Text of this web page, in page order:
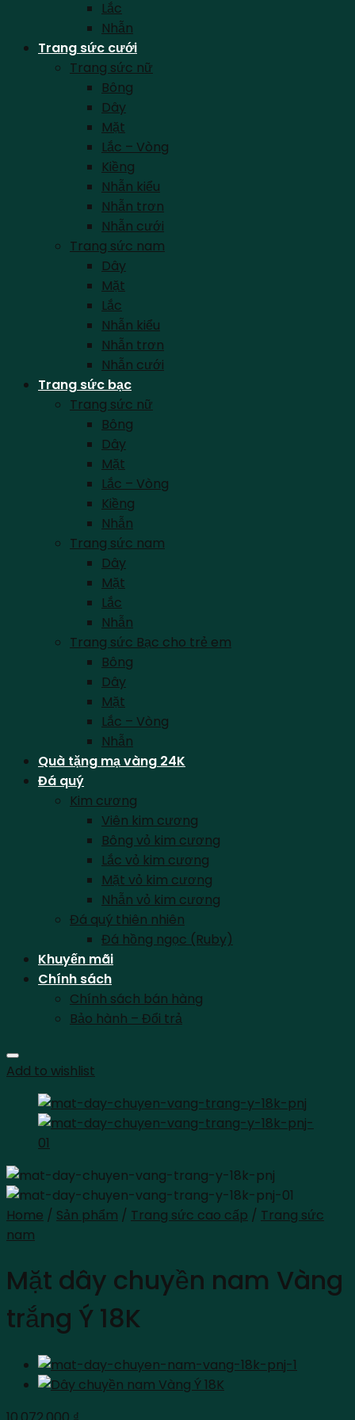
Lắc
Nhẫn
Trang sức cưới
Trang sức nữ
Bông
Dây
Mặt
Lắc – Vòng
Kiềng
Nhẫn kiểu
Nhẫn trơn
Nhẫn cưới
Trang sức nam
Dây
Mặt
Lắc
Nhẫn kiểu
Nhẫn trơn
Nhẫn cưới
Trang sức bạc
Trang sức nữ
Bông
Dây
Mặt
Lắc – Vòng
Kiềng
Nhẫn
Trang sức nam
Dây
Mặt
Lắc
Nhẫn
Trang sức Bạc cho trẻ em
Bông
Dây
Mặt
Lắc – Vòng
Nhẫn
Quà tặng mạ vàng 24K
Đá quý
Kim cương
Viên kim cương
Bông vỏ kim cương
Lắc vỏ kim cương
Mặt vỏ kim cương
Nhẫn vỏ kim cương
Đá quý thiên nhiên
Đá hồng ngọc (Ruby)
Khuyến mãi
Chính sách
Chính sách bán hàng
Bảo hành – Đổi trả
Add to wishlist
Home / Sản phẩm / Trang sức cao cấp / Trang sức
nam
Mặt dây chuyền nam Vàng
trắng Ý 18K